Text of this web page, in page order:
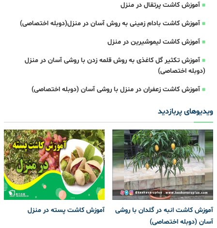
آموزش کاشت پرتقال در منزل
آموزش کاشت بادام زمینی به روش آسان در منزل(دوبله اختصاصی)
آموزش کاشت لیموشیرین در منزل
آموزش تکثیر گل کاغذی به روش قلمه زدن با روشی آسان در منزل
(دوبله اختصاصی)
آموزش کاشت زعفران در منزل با روشی آسان (دوبله اختصاصی)
ویدیوهای پربازدید
آموزش کاشت انبه در گلدان با روشی
آسان (دوبله اختصاصی)
آموزش کاشت پسته در منزل